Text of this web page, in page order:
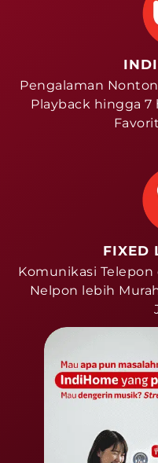
Pengalaman
Playback hingga 7
FIXED
Komunikasi
Nelpon lebih